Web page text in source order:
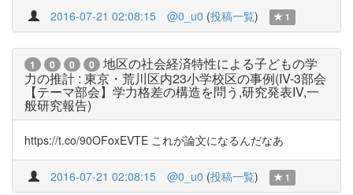
2016-07-21 02:08:15 @0_u0 (投稿一覧) 1
1 0 0 0
地区の社会経済特性による子どもの学
力の推計 : 東京・荒川区内23小学校区の事例(IV-3部会
【テーマ部会】学力格差の構造を問う,研究発表IV,一
般研究報告)
https://t.co/90OFoxEVTE これが論文になるんだなあ
2016-07-21 02:08:15 @0_u0 (投稿一覧) 1